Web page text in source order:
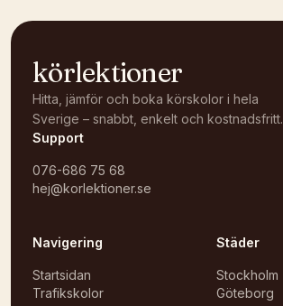
körlektioner
Hitta, jämför och boka körskolor i hela
Sverige – snabbt, enkelt och kostnadsfritt.
Support
076-686 75 68
hej@korlektioner.se
Navigering
Startsidan
Trafikskolor
Städer
Stockholm
Göteborg